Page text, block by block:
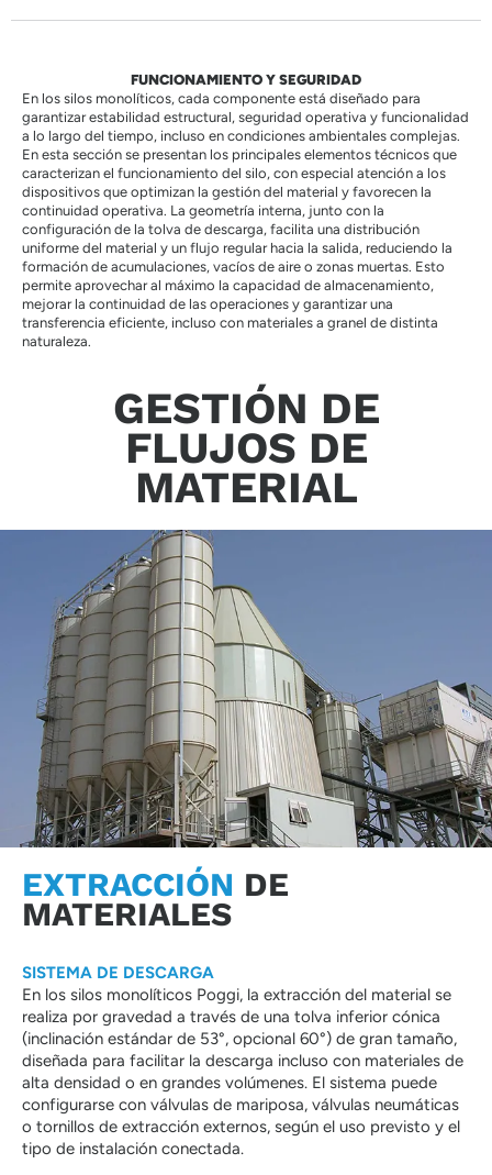
FUNCIONAMIENTO Y SEGURIDAD
En los silos monolíticos, cada componente está diseñado para
garantizar estabilidad estructural, seguridad operativa y funcionalidad
a lo largo del tiempo, incluso en condiciones ambientales complejas.
En esta sección se presentan los principales elementos técnicos que
caracterizan el funcionamiento del silo, con especial atención a los
dispositivos que optimizan la gestión del material y favorecen la
continuidad operativa. La geometría interna, junto con la
configuración de la tolva de descarga, facilita una distribución
uniforme del material y un flujo regular hacia la salida, reduciendo la
formación de acumulaciones, vacíos de aire o zonas muertas. Esto
permite aprovechar al máximo la capacidad de almacenamiento,
mejorar la continuidad de las operaciones y garantizar una
transferencia eficiente, incluso con materiales a granel de distinta
naturaleza.
GESTIÓN DE
FLUJOS DE
MATERIAL
EXTRACCIÓN DE
MATERIALES
SISTEMA DE DESCARGA
En los silos monolíticos Poggi, la extracción del material se
realiza por gravedad a través de una tolva inferior cónica
(inclinación estándar de 53°, opcional 60°) de gran tamaño,
diseñada para facilitar la descarga incluso con materiales de
alta densidad o en grandes volúmenes. El sistema puede
configurarse con válvulas de mariposa, válvulas neumáticas
o tornillos de extracción externos, según el uso previsto y el
tipo de instalación conectada.